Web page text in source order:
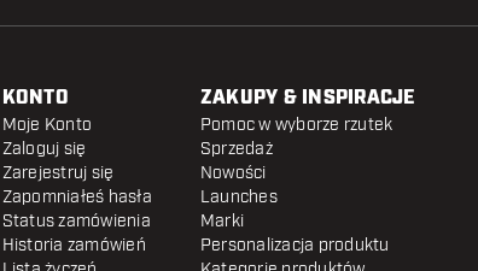
KONTO
Moje Konto
Zaloguj się
Zarejestruj się
Zapomniałeś hasła
Status zamówienia
Historia zamówień
ZAKUPY & INSPIRACJE
Pomoc w wyborze rzutek
Sprzedaż
Nowości
Launches
Marki
Personalizacja produktu